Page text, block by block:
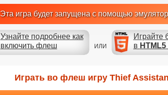
Эта игра будет запущена с помощью
Узнайте подробнее как
включить флеш
ИЛИ
Играйте
в HTML5
Играть во флеш игру Thief